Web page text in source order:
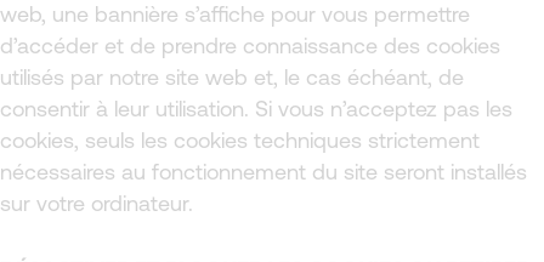
web, une bannière s’affiche pour vous permettre
d’accéder et de prendre connaissance des cookies
utilisés par notre site web et, le cas échéant, de
consentir à leur utilisation. Si vous n’acceptez pas les
cookies, seuls les cookies techniques strictement
nécessaires au fonctionnement du site seront installés
sur votre ordinateur.